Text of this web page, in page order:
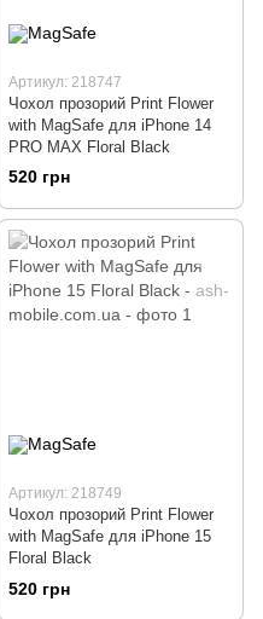
Артикул: 218747
Чохол прозорий Print Flower
with MagSafe для iPhone 14
PRO MAX Floral Black
520 грн
Артикул: 218749
Чохол прозорий Print Flower
with MagSafe для iPhone 15
Floral Black
520 грн